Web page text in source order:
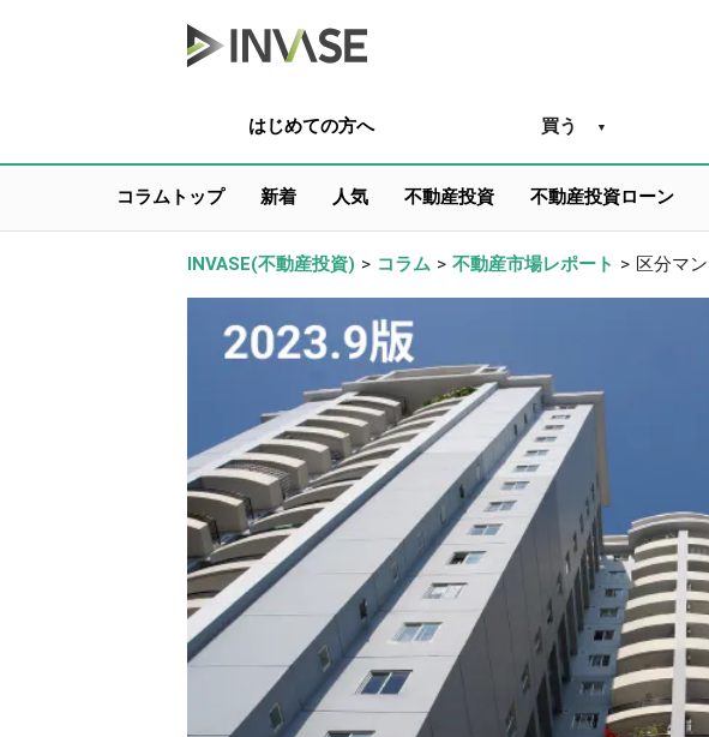
はじめての方へ 買う
コラムトップ 新着 人気 不動産投資 不動産投資ローン
INVASE(不動産投資) > コラム > 不動産市場レポート >